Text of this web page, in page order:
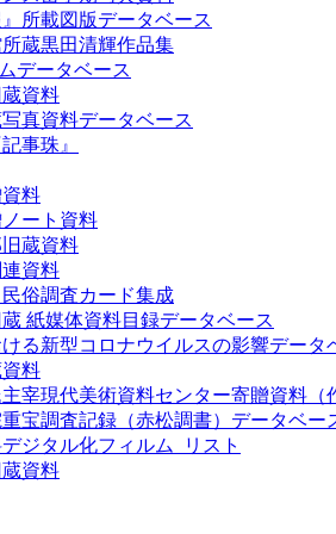
』所載図版データベース
蔵黒田清輝作品集
データベース
資料
真資料データベース
事珠』
料
ート資料
蔵資料
資料
俗調査カード集成
紙媒体資料目録データベース
る新型コロナウイルスの影響データ
料
宰現代美術資料センター寄贈資料（
宝調査記録（赤松調書）データベー
ジタル化フィルム_リスト
資料